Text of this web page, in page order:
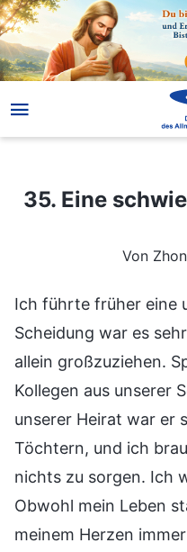
35. Eine schwierige
35. Eine
Von
Ich führte früher eine
Scheidung war es
allein großzuziehen.
Kollegen aus unserer
unserer Heirat war er
Töchtern, und ich
nichts zu sorgen. Ich
Obwohl mein Leben
meinem Herzen